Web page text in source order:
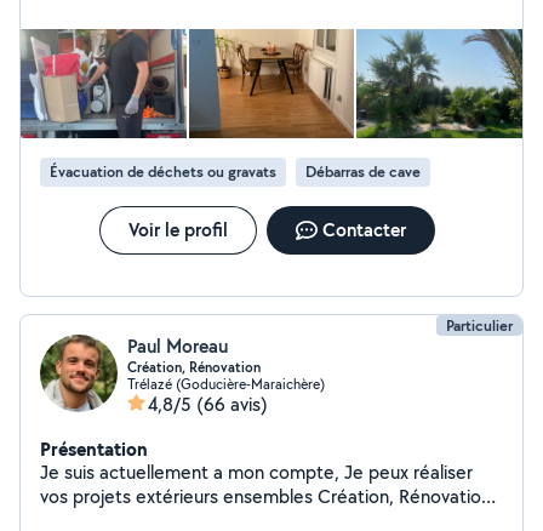
solutions personnalisées et adaptées à vos besoins.
N'hésitez pas à me contacter pour discuter de vos
projets et découvrir comment je peux vous aider à les
réaliser. Bien cordialement, Emile C
Évacuation de déchets ou gravats Débarras de cave
Voir le profil Contacter
Particulier
Paul Moreau
Création, Rénovation
Trélazé (Goducière-Maraichère)
4,8/5 (66 avis)
Présentation
Je suis actuellement a mon compte, Je peux réaliser
vos projets extérieurs ensembles Création, Rénovation